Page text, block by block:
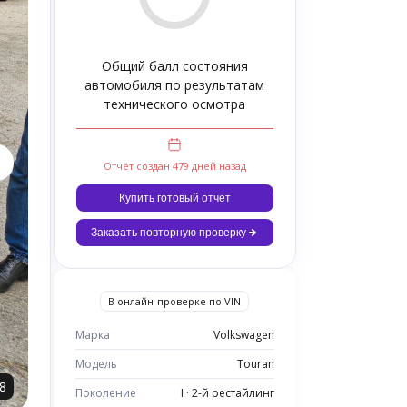
Общий балл состояния
автомобиля по результатам
технического осмотра
Отчёт создан 479 дней назад
Купить готовый отчет
Заказать повторную проверку
В онлайн-проверке по VIN
Марка
Volkswagen
Модель
Touran
Поколение
I · 2-й рестайлинг